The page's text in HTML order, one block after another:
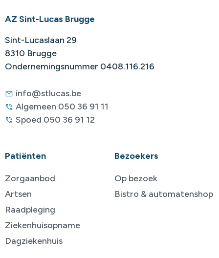
AZ Sint-Lucas Brugge
Sint-Lucaslaan 29
8310 Brugge
Ondernemingsnummer 0408.116.216
info@stlucas.be
Algemeen 050 36 91 11
Spoed 050 36 91 12
Patiënten
Zorgaanbod
Artsen
Raadpleging
Ziekenhuisopname
Dagziekenhuis
Bezoekers
Op bezoek
Bistro & automatenshop